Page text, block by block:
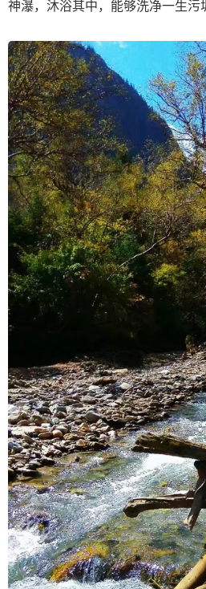
神瀑，沐浴其中，能够洗净一生污